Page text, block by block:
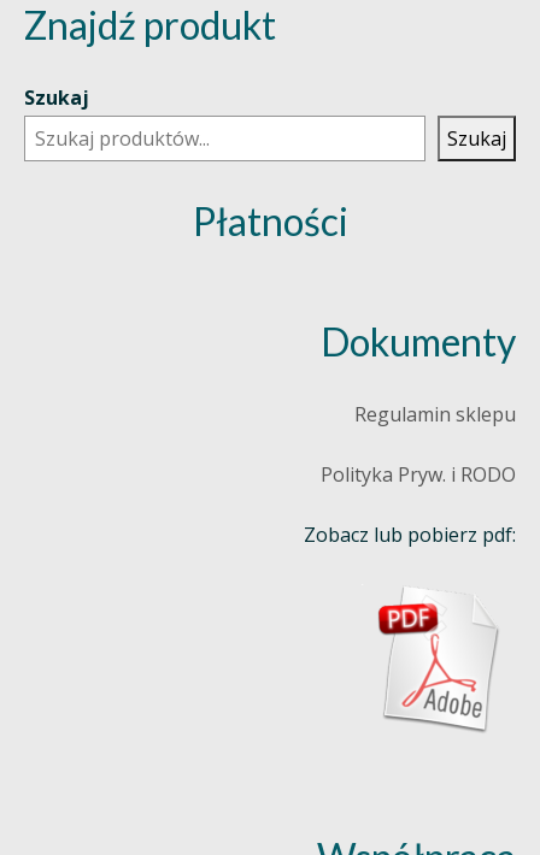
Znajdź produkt
Szukaj
Szukaj
Płatności
Dokumenty
Regulamin sklepu
Polityka Pryw. i RODO
Zobacz lub pobierz pdf: